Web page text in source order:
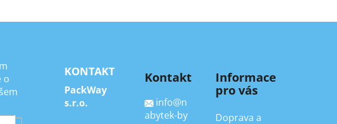
o
KONTAKT
PackWay
s.r.o.
Kontakt
info@n
abytek-by
Informace
pro vás
Doprava a